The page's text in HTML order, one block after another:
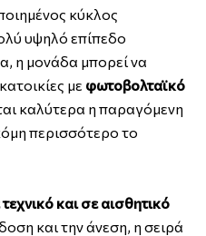
κύκλος
υψηλό επίπεδο
η μονάδα μπορεί να
με φωτοβολταϊκό
καλύτερα η παραγόμενη
περισσότερο το
και σε αισθητικό
και την άνεση, η σειρά